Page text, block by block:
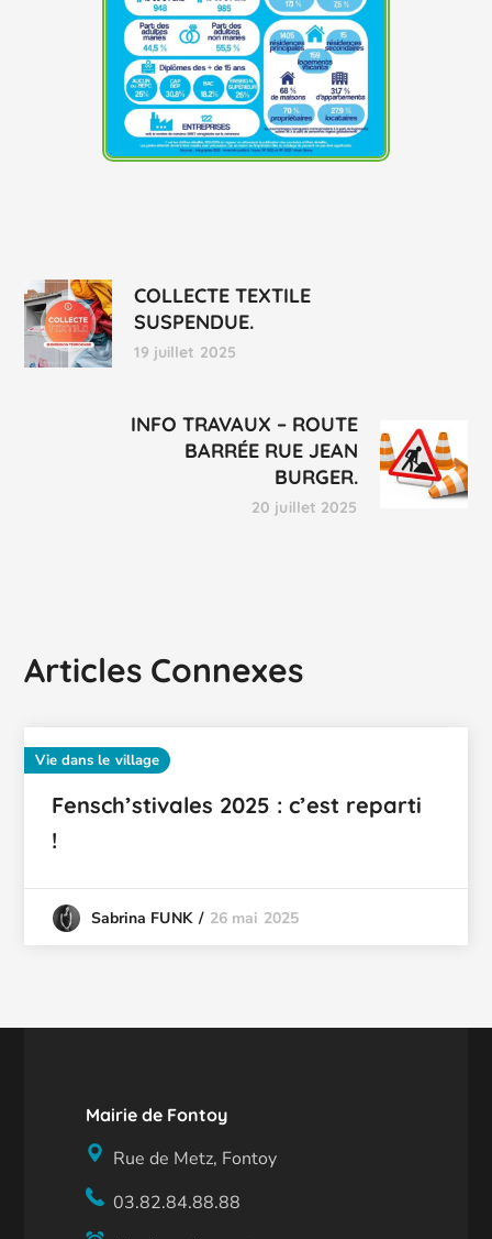
COLLECTE TEXTILE
SUSPENDUE.
19 juillet 2025
INFO TRAVAUX – ROUTE
BARRÉE RUE JEAN
BURGER.
20 juillet 2025
Articles Connexes
Vie dans le village
Fensch’stivales 2025 : c’est reparti
!
Sabrina FUNK 26 mai 2025
Mairie de Fontoy
Rue de Metz, Fontoy
03.82.84.88.88